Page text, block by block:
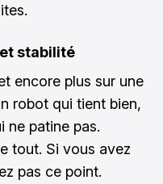
stabilité
encore plus sur une
robot qui tient bien,
ne patine pas.
tout. Si vous avez
pas ce point.